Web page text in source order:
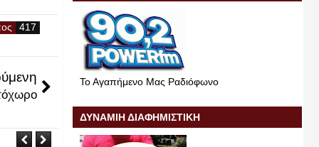
Το Αγαπήμενο Μας Ραδιόφωνο
ΔΥΝΑΜΙΗ ΔΙΑΦΗΜΙΣΤΙΚΗ